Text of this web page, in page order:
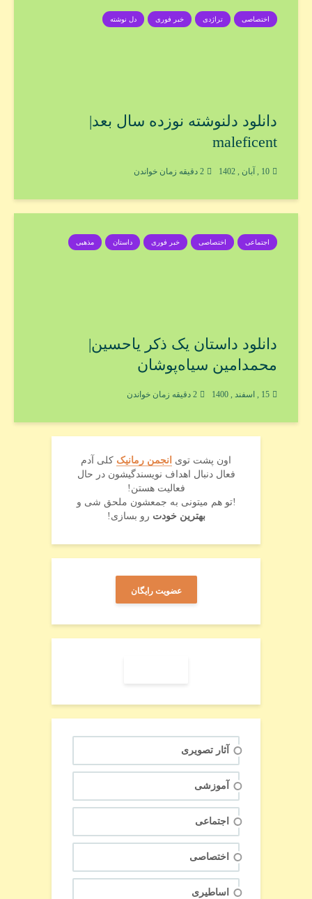
اختصاصی تراژدی خبر فوری دل نوشته
دانلود دلنوشته نوزده سال بعد|
maleficent
10 , آبان , 1402 2 دقیقه زمان خواندن
اجتماعی اختصاصی خبر فوری داستان مذهبی
دانلود داستان یک ذکر یاحسین|
محمدامین سیاه‌پوشان
15 , اسفند , 1400 2 دقیقه زمان خواندن
اون پشت توی انجمن رمانیک کلی آدم
فعال دنبال اهداف نویسندگیشون در حال
فعالیت هستن!
!تو هم میتونی به جمعشون ملحق شی و
بهترین خودت رو بسازی!
عضویت رایگان
آثار تصویری
آموزشی
اجتماعی
اختصاصی
اساطیری